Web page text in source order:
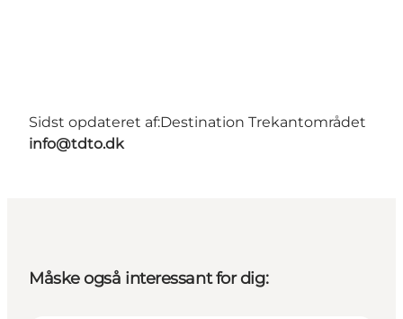
Sidst opdateret af:Destination Trekantområdet
info@tdto.dk
Måske også interessant for dig: